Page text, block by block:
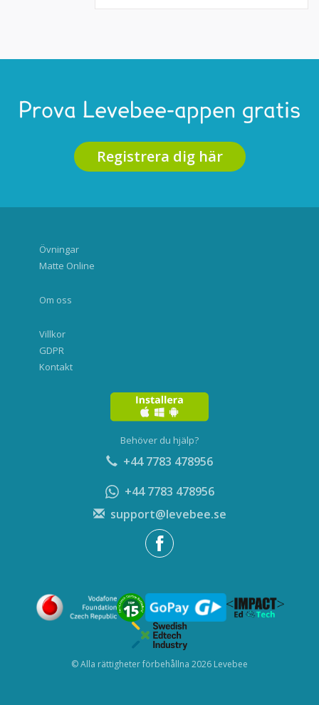
Prova Levebee-appen gratis
Registrera dig här
Övningar
Matte Online
Om oss
Villkor
GDPR
Kontakt
Behöver du hjälp?
+44 7783 478956
+44 7783 478956
support@levebee.se
© Alla rättigheter förbehållna 2026 Levebee